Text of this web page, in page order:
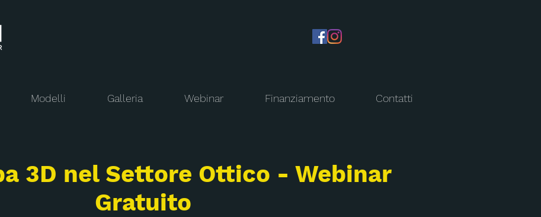
Modelli Galleria Webinar Finanziamento Contatti
3D nel Settore Ottico - Webinar
Gratuito